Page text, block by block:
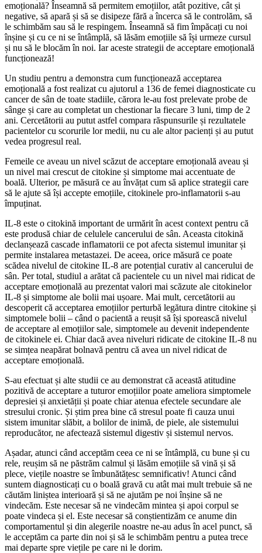
emoțională? Înseamnă să permitem emoțiilor, atât pozitive, cât și
negative, să apară și să se disipeze fără a încerca să le controlăm, să
le schimbăm sau să le respingem. Înseamnă să fim împăcați cu noi
înșine și cu ce ni se întâmplă, să lăsăm emoțiile să își urmeze cursul
și nu să le blocăm în noi. Iar aceste strategii de acceptare emoțională
funcționează!
Un studiu pentru a demonstra cum funcționează acceptarea
emoțională a fost realizat cu ajutorul a 136 de femei diagnosticate cu
cancer de sân de toate stadiile, cărora le-au fost prelevate probe de
sânge și care au completat un chestionar la fiecare 3 luni, timp de 2
ani. Cercetătorii au putut astfel compara răspunsurile și rezultatele
pacientelor cu scorurile lor medii, nu cu ale altor pacienți și au putut
vedea progresul real.
Femeile ce aveau un nivel scăzut de acceptare emoțională aveau și
un nivel mai crescut de citokine și simptome mai accentuate de
boală. Ulterior, pe măsură ce au învățat cum să aplice strategii care
să le ajute să își accepte emoțiile, citokinele pro-inflamatorii s-au
împuținat.
IL-8 este o citokină important de urmărit în acest context pentru că
este produsă chiar de celulele cancerului de sân. Aceasta citokină
declanșează cascade inflamatorii ce pot afecta sistemul imunitar și
permite instalarea metastazei. De aceea, orice măsură ce poate
scădea nivelul de citokine IL-8 are potențial curativ al cancerului de
sân. Per total, studiul a arătat că pacientele cu un nivel mai ridicat de
acceptare emoțională au prezentat valori mai scăzute ale citokinelor
IL-8 și simptome ale bolii mai ușoare. Mai mult, cercetătorii au
descoperit că acceptarea emoțiilor perturbă legătura dintre citokine și
simptomele bolii – când o pacientă a reușit să își sporească nivelul
de acceptare al emoțiilor sale, simptomele au devenit independente
de citokinele ei. Chiar dacă avea niveluri ridicate de citokine IL-8 nu
se simțea neapărat bolnavă pentru că avea un nivel ridicat de
acceptare emoțională.
S-au efectuat și alte studii ce au demonstrat că această atitudine
pozitivă de acceptare a tuturor emoțiilor poate ameliora simptomele
depresiei și anxietății și poate chiar atenua efectele secundare ale
stresului cronic. Și știm prea bine că stresul poate fi cauza unui
sistem imunitar slăbit, a bolilor de inimă, de piele, ale sistemului
reproducător, ne afectează sistemul digestiv și sistemul nervos.
Așadar, atunci când acceptăm ceea ce ni se întâmplă, cu bune și cu
rele, reușim să ne păstrăm calmul și lăsăm emoțiile să vină și să
plece, viețile noastre se îmbunătățesc semnificativ! Atunci când
suntem diagnosticați cu o boală gravă cu atât mai mult trebuie să ne
căutăm liniștea interioară și să ne ajutăm pe noi înșine să ne
vindecăm. Este necesar să ne vindecăm mintea și apoi corpul se
poate vindeca și el. Este necesar să conștientizăm ce anume din
comportamentul și din alegerile noastre ne-au adus în acel punct, să
le acceptăm ca parte din noi și să le schimbăm pentru a putea trece
mai departe spre viețile pe care ni le dorim.